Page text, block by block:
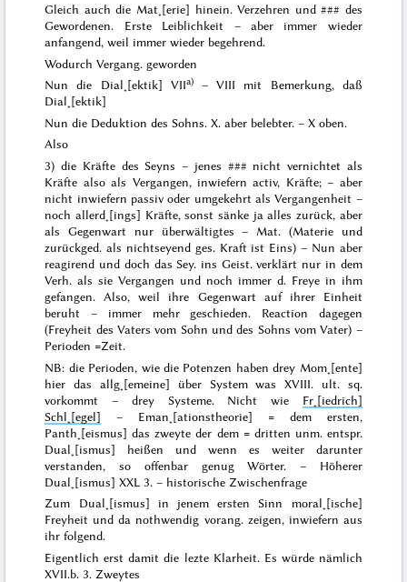
Gleich auch die Mat˖[erie] hinein. Verzehren und### des
Gewordenen. Erste Leiblichkeit – aber immer wieder
anfangend, weil immer wieder begehrend.
Wodurch Vergang. geworden
Nun die Dial˖[ektik] VIIa)– VIII mit Bemerkung, daß
Dial˖[ektik]
Nun die Deduktion des Sohns. X. aber belebter. – X oben.
Also
3) die Kräfte des Seyns – jenes ###nicht vernichtet als
Kräfte also als Vergangen, inwiefern activ, Kräfte; – aber
nicht inwiefern passiv oder umgekehrt als Vergangenheit –
noch allerd˖[ings] Kräfte, sonst sänke ja alles zurück, aber
als Gegenwart nur überwältigtes – Mat. (Materie und
zurückged. als nichtseyend ges. Kraft ist Eins) – Nun aber
reagirend und doch das Sey. ins Geist. verklärt nur in dem
Verh. als sieVergangen und noch immer d. Freye in ihm
gefangen. Also, weil ihre Gegenwart auf ihrer Einheit
beruht – immer mehr geschieden. Reaction dagegen
(Freyheit des Vaters vom Sohn und des Sohns vom Vater) –
Perioden =Zeit.
NB: die Perioden, wie die Potenzen haben drey Mom˖[ente]
hier das allg˖[emeine] über System was XVIII. ult. sq.
vorkommt – drey Systeme. Nicht wie Fr˖[iedrich]
Schl˖[egel] – Eman˖[ationstheorie] = dem ersten,
Panth˖[eismus] das zweyte der dem = dritten unm. entspr.
Dual˖[ismus] heißen und wenn es weiter darunter
verstanden, so offenbar genug Wörter. – Höherer
Dual˖[ismus] XXL 3. – historische Zwischenfrage
Zum Dual˖[ismus] in jenem ersten Sinn moral˖[ische]
Freyheit und da nothwendig vorang. zeigen, inwiefern aus
ihr folgend.
Eigentlich erst damit die lezte Klarheit. Es würde nämlich
XVII.b. 3. Zweytes